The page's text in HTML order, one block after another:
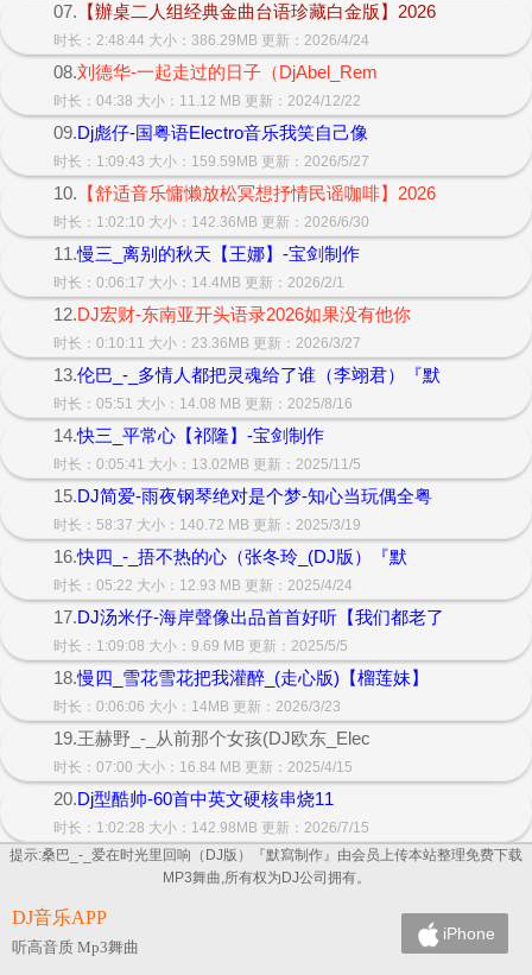
07. 【辦桌二人组经典金曲台语珍藏白金版】2026
时长：2:48:44 大小：386.29MB 更新：2026/4/24
08.刘德华-一起走过的日子（DjAbel_Rem
时长：04:38 大小：11.12 MB 更新：2024/12/22
09.Dj彪仔-国粤语Electro音乐我笑自己像
时长：1:09:43 大小：159.59MB 更新：2026/5/27
10. 【舒适音乐慵懒放松冥想抒情民谣咖啡】2026
时长：1:02:10 大小：142.36MB 更新：2026/6/30
11.慢三_离别的秋天【王娜】-宝剑制作
时长：0:06:17 大小：14.4MB 更新：2026/2/1
12.DJ宏财-东南亚开头语录2026如果没有他你
时长：0:10:11 大小：23.36MB 更新：2026/3/27
13.伦巴_-_多情人都把灵魂给了谁（李翊君）『默
时长：05:51 大小：14.08 MB 更新：2025/8/16
14.快三_平常心【祁隆】-宝剑制作
时长：0:05:41 大小：13.02MB 更新：2025/11/5
15.DJ简爱-雨夜钢琴绝对是个梦-知心当玩偶全粤
时长：58:37 大小：140.72 MB 更新：2025/3/19
16.快四_-_捂不热的心（张冬玲_(DJ版）『默
时长：05:22 大小：12.93 MB 更新：2025/4/24
17.DJ汤米仔-海岸聲像出品首首好听【我们都老了
时长：1:09:08 大小：9.69 MB 更新：2025/5/5
18.慢四_雪花雪花把我灌醉_(走心版)【榴莲妹】
时长：0:06:06 大小：14MB 更新：2026/3/23
19.王赫野_-_从前那个女孩(DJ欧东_Elec
时长：07:00 大小：16.84 MB 更新：2025/4/15
20.Dj型酷帅-60首中英文硬核串烧11
时长：1:02:28 大小：142.98MB 更新：2026/7/15
提示:桑巴_-_爱在时光里回响（DJ版）『默寫制作』由会员上传本站整理免费下载
MP3舞曲,所有权为DJ公司拥有。
DJ音乐APP
听高音质 Mp3舞曲
iPhone